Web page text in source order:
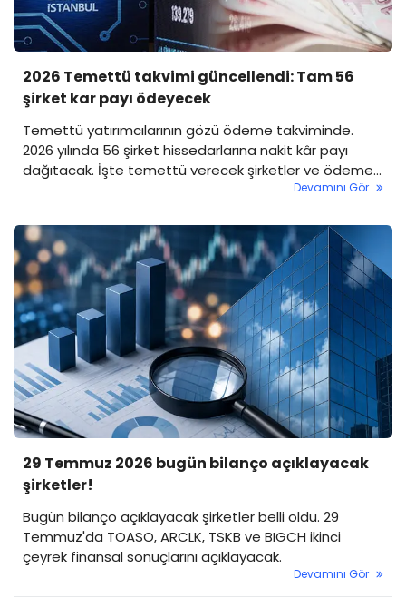
2026 Temettü takvimi güncellendi: Tam 56
şirket kar payı ödeyecek
Temettü yatırımcılarının gözü ödeme takviminde.
2026 yılında 56 şirket hissedarlarına nakit kâr payı
dağıtacak. İşte temettü verecek şirketler ve ödeme
Devamını Gör
29 Temmuz 2026 bugün bilanço açıklayacak
şirketler!
Bugün bilanço açıklayacak şirketler belli oldu. 29
Temmuz'da TOASO, ARCLK, TSKB ve BIGCH ikinci
çeyrek finansal sonuçlarını açıklayacak.
Devamını Gör